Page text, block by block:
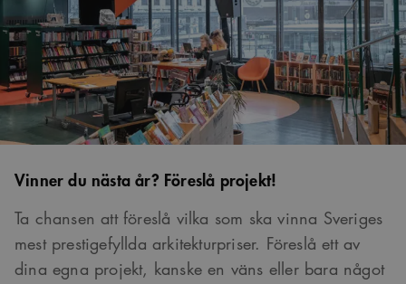
Vinner du nästa år? Föreslå projekt!
Ta chansen att föreslå vilka som ska vinna Sveriges
mest prestigefyllda arkitekturpriser. Föreslå ett av
dina egna projekt, kanske en väns eller bara något